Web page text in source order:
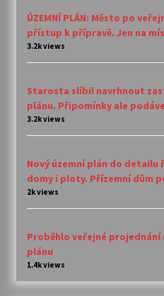
ÚZEMNÍ PLÁN: Město po
přístup k přípravě. Jen na
3.2k views
Starosta slíbil navrhnout
plánu. Připomínky ale
3.2k views
Nový územní plán do
domy i ploty. Přízemní dům
2k views
Proběhlo veřejné projednání
plánu
1.4k views